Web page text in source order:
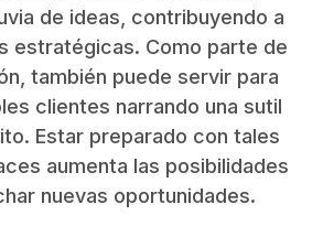
de ideas, contribuyendo a
estratégicas. Como parte de
también puede servir para
clientes narrando una sutil
Estar preparado con tales
aumenta las posibilidades
nuevas oportunidades.